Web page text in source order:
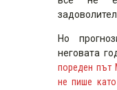
Но
неговата
пореден път
не пише